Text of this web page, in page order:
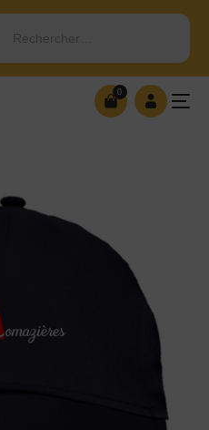
Rechercher…
0